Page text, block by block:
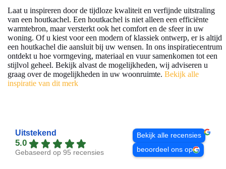
Laat u inspireren door de tijdloze kwaliteit en verfijnde uitstraling
van een houtkachel. Een houtkachel is niet alleen een efficiënte
warmtebron, maar versterkt ook het comfort en de sfeer in uw
woning. Of u kiest voor een modern of klassiek ontwerp, er is altijd
een houtkachel die aansluit bij uw wensen. In ons inspiratiecentrum
ontdekt u hoe vormgeving, materiaal en vuur samenkomen tot een
stijlvol geheel. Bekijk alvast de mogelijkheden, wij adviseren u
graag over de mogelijkheden in uw woonruimte. Bekijk alle
inspiratie van dit merk
Uitstekend
5.0
Gebaseerd op 95 recensies
Bekijk alle recensies
beoordeel ons op